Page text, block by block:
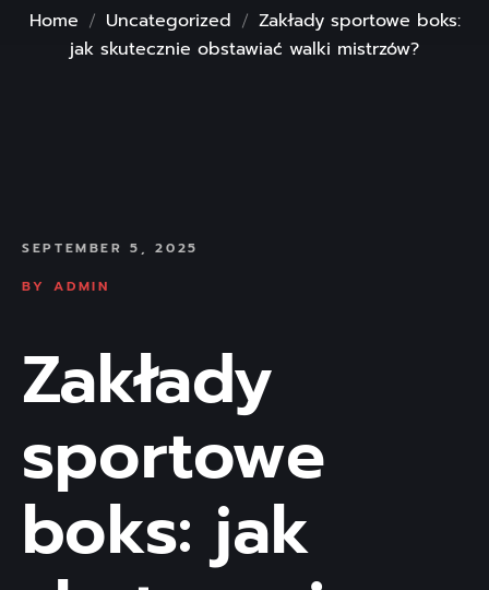
Home Uncategorized
Zakłady sportowe boks:
jak skutecznie obstawiać walki mistrzów?
SEPTEMBER 5, 2025
BY
ADMIN
Zakłady
sportowe
boks: jak